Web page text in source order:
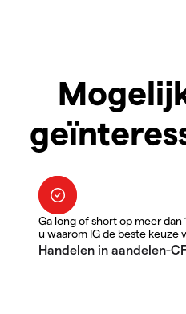
Ga long of short op meer
u waarom IG de beste keuze